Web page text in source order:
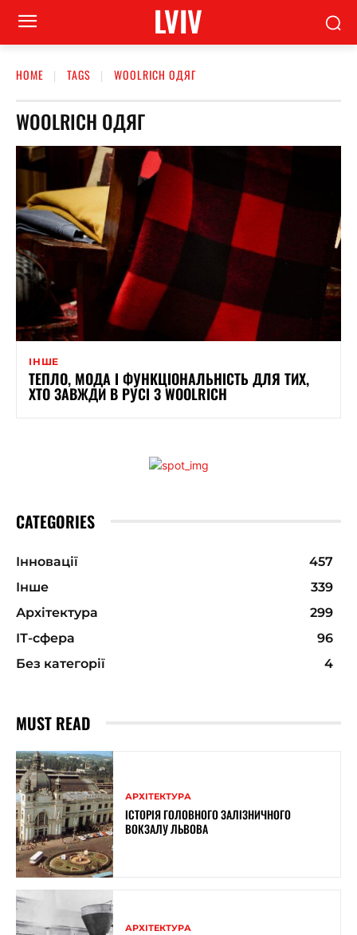
LVIV
HOME TAGS WOOLRICH ОДЯГ
WOOLRICH ОДЯГ
ІНШЕ
ТЕПЛО, МОДА І ФУНКЦІОНАЛЬНІСТЬ ДЛЯ ТИХ,
ХТО ЗАВЖДИ В РУСІ З WOOLRICH
CATEGORIES
Інновації
457
Інше
339
Архітектура
299
ІТ-сфера
96
Без категорії
4
MUST READ
АРХІТЕКТУРА
ІСТОРІЯ ГОЛОВНОГО ЗАЛІЗНИЧНОГО
ВОКЗАЛУ ЛЬВОВА
АРХІТЕКТУРА